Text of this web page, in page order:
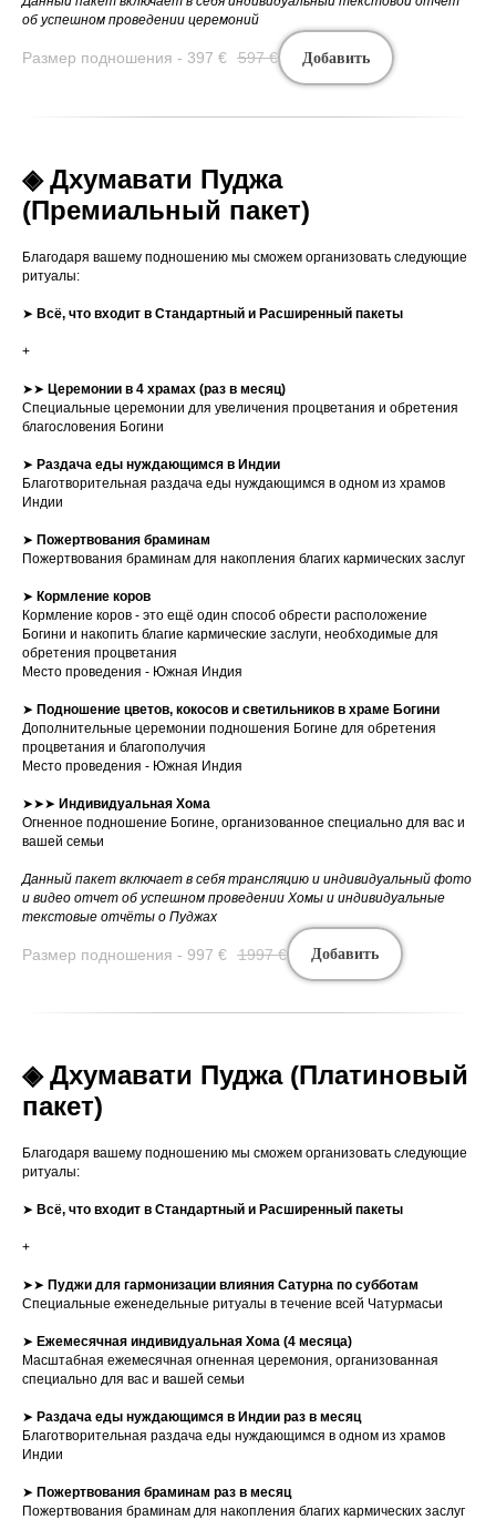
об успешном проведении церемоний
Размер подношения - 397 € 597 € Добавить
◈ Дхумавати Пуджа
(Премиальный пакет)
Благодаря вашему подношению мы сможем организовать следующие
ритуалы:
➤ Всё, что входит в Стандартный и Расширенный пакеты
+
➤➤ Церемонии в 4 храмах (раз в месяц)
Специальные церемонии для увеличения процветания и обретения
благословения Богини
➤ Раздача еды нуждающимся в Индии
Благотворительная раздача еды нуждающимся в одном из храмов
Индии
➤ Пожертвования браминам
Пожертвования браминам для накопления благих кармических заслуг
➤ Кормление коров
Кормление коров - это ещё один способ обрести расположение
Богини и накопить благие кармические заслуги, необходимые для
обретения процветания
Место проведения - Южная Индия
➤ Подношение цветов, кокосов и светильников в храме Богини
Дополнительные церемонии подношения Богине для обретения
процветания и благополучия
Место проведения - Южная Индия
➤➤➤ Индивидуальная Хома
Огненное подношение Богине, организованное специально для вас и
вашей семьи
Данный пакет включает в себя трансляцию и индивидуальный фото
и видео отчет об успешном проведении Хомы и индивидуальные
текстовые отчёты о Пуджах
Размер подношения - 997 € 1997 € Добавить
◈ Дхумавати Пуджа (Платиновый
пакет)
Благодаря вашему подношению мы сможем организовать следующие
ритуалы:
➤ Всё, что входит в Стандартный и Расширенный пакеты
+
➤➤ Пуджи для гармонизации влияния Сатурна по субботам
Специальные еженедельные ритуалы в течение всей Чатурмасьи
➤ Ежемесячная индивидуальная Хома (4 месяца)
Масштабная ежемесячная огненная церемония, организованная
специально для вас и вашей семьи
➤ Раздача еды нуждающимся в Индии раз в месяц
Благотворительная раздача еды нуждающимся в одном из храмов
Индии
➤ Пожертвования браминам раз в месяц
Пожертвования браминам для накопления благих кармических заслуг